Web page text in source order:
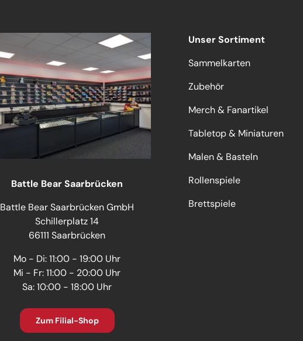
Battle Bear Saarbrücken
Battle Bear Saarbrücken GmbH
Schillerplatz 14
66111 Saarbrücken
Mo - Di: 11:00 - 19:00 Uhr
Mi - Fr: 11:00 - 20:00 Uhr
Sa: 10:00 - 18:00 Uhr
Zum Filial-Shop
Unser Sortiment
Sammelkarten
Zubehör
Merch & Fanartikel
Tabletop & Miniaturen
Malen & Basteln
Rollenspiele
Brettspiele